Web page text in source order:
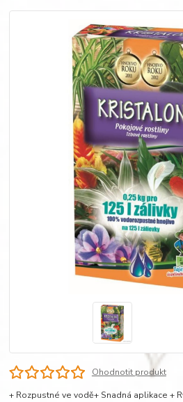
Ohodnotit produkt
+ Rozpustné ve vodě+ Snadná